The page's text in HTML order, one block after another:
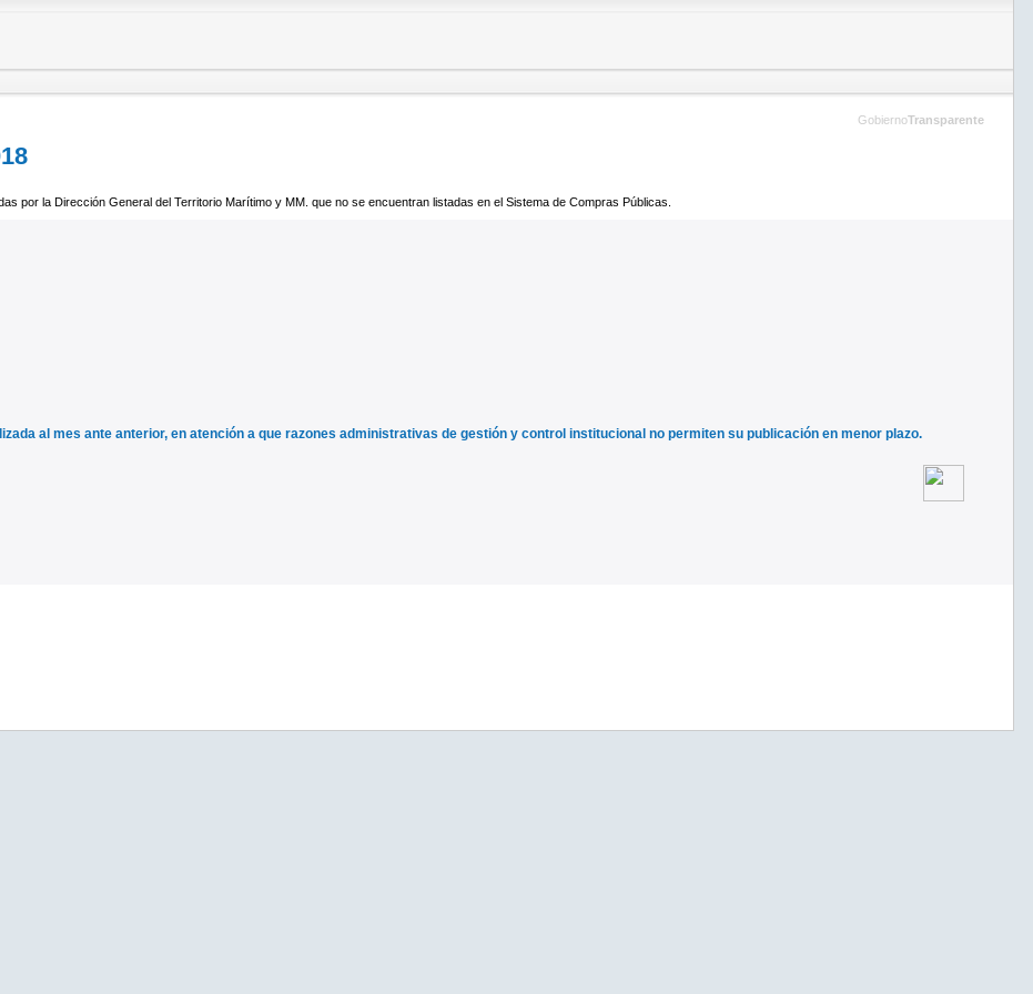
GobiernoTransparente
por la Dirección General del Territorio Marítimo y MM. que no se encuentran listadas en el Sistema de Compras Públicas.
al mes ante anterior, en atención a que razones administrativas de gestión y control institucional no permiten su publicación en menor plazo.